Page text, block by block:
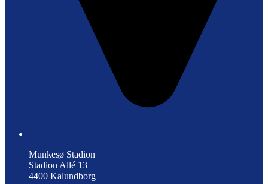
Munkesø Stadion
Stadion Allé 13
4400 Kalundborg